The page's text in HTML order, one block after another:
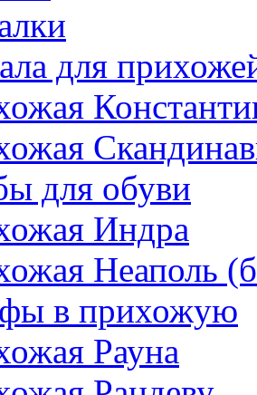
для
для обуви
Индра
Неаполь
в прихожую
Рауна